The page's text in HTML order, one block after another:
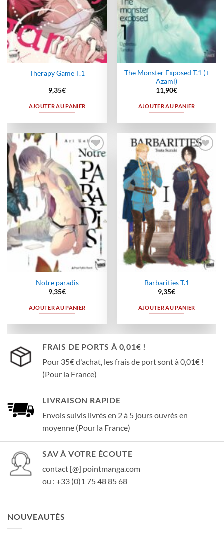
Therapy Game T.1
9,35€
AJOUTER AU PANIER
The Monster Exposed T.1 (+
Azami)
11,90€
AJOUTER AU PANIER
Ajouter
à la
wishlist
Notre paradis
9,35€
AJOUTER AU PANIER
Ajouter
à la
wishlist
Barbarities T.1
9,35€
AJOUTER AU PANIER
FRAIS DE PORTS À 0,01€ !
Pour 35€ d'achat, les frais de port sont à 0,01€ !
(Pour la France)
LIVRAISON RAPIDE
Envois suivis livrés en 2 à 5 jours ouvrés en
moyenne (Pour la France)
SAV À VOTRE ÉCOUTE
contact [@] pointmanga.com
ou : +33 (0)1 75 48 85 68
NOUVEAUTÉS